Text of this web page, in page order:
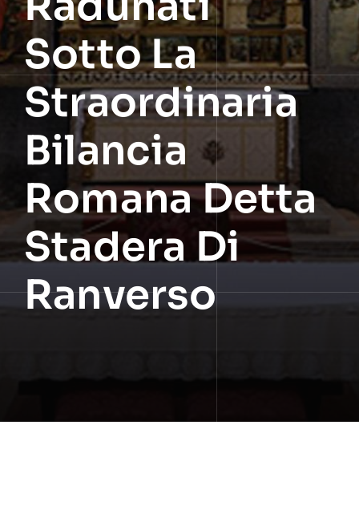
Sotto La
Straordinaria
Bilancia
Romana Detta
Stadera Di
Ranverso